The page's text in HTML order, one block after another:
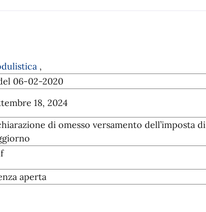
,
06-02-2020
18, 2024
di omesso versamento dell’imposta di
aperta